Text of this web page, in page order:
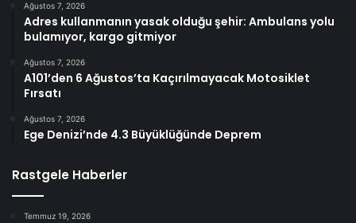
Ağustos 7, 2026
Adres kullanmanın yasak olduğu şehir: Ambulans yolu
bulamıyor, kargo gitmiyor
Ağustos 7, 2026
A101’den 6 Ağustos’ta Kaçırılmayacak Motosiklet
Fırsatı
Ağustos 7, 2026
Ege Denizi’nde 4.3 Büyüklüğünde Deprem
Rastgele Haberler
Temmuz 19, 2026